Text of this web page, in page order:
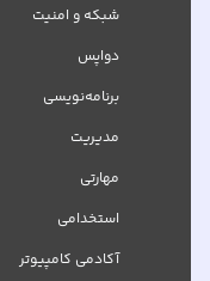
شبکه‌ و امنیت
دواپس
برنامه‌نویسی
مدیریت
مهارتی
استخدامی
آکادمی کامپیوتر